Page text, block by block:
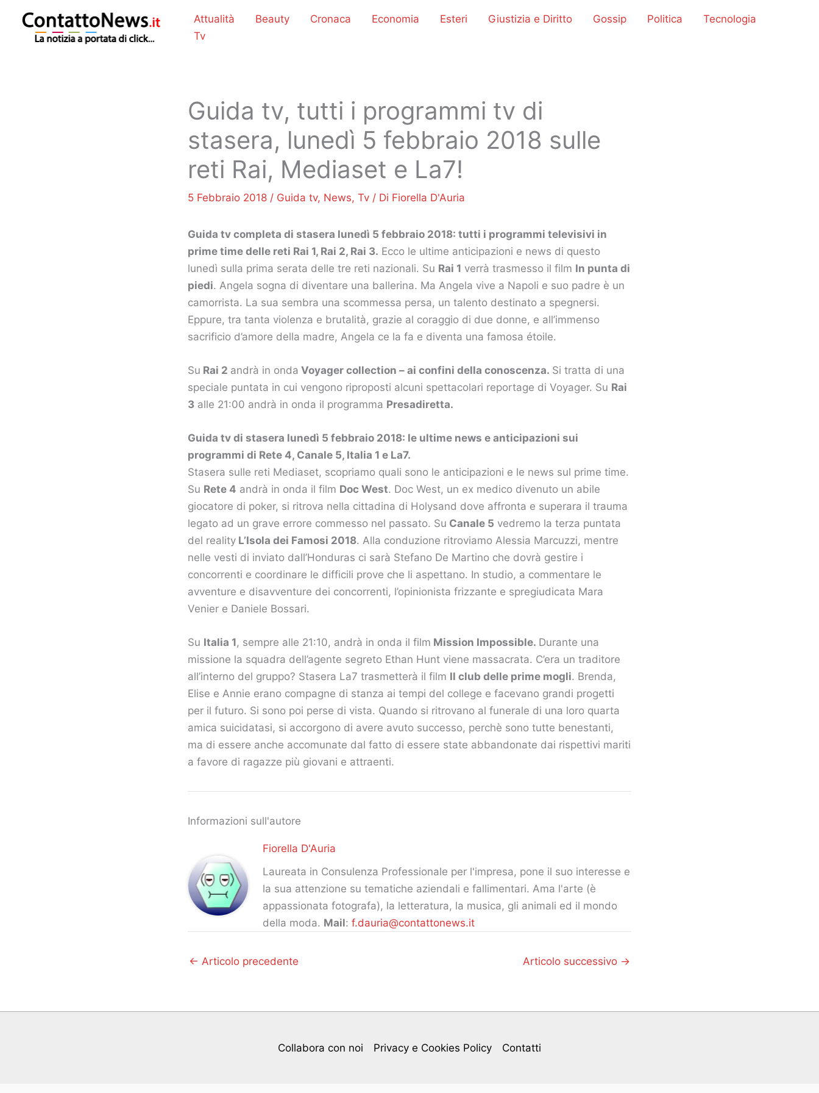
contenuto
Attualità Beauty Cronaca Economia Esteri Giustizia e Diritto Gossip Politica
Tecnologia
Tv
Guida tv, tutti i programmi tv di
stasera, lunedì 5 febbraio 2018 sulle
reti Rai, Mediaset e La7!
5 Febbraio 2018 / Guida tv, News, Tv / Di Fiorella D'Auria
Guida tv completa di stasera lunedì 5 febbraio 2018: tutti i programmi televisivi in
prime time delle reti Rai 1, Rai 2, Rai 3. Ecco le ultime anticipazioni e news di questo
lunedì sulla prima serata delle tre reti nazionali. Su Rai 1 verrà trasmesso il film In punta di
piedi. Angela sogna di diventare una ballerina. Ma Angela vive a Napoli e suo padre è un
camorrista. La sua sembra una scommessa persa, un talento destinato a spegnersi.
Eppure, tra tanta violenza e brutalità, grazie al coraggio di due donne, e all’immenso
sacrificio d’amore della madre, Angela ce la fa e diventa una famosa étoile.
Su Rai 2 andrà in onda Voyager collection – ai confini della conoscenza. Si tratta di una
speciale puntata in cui vengono riproposti alcuni spettacolari reportage di Voyager. Su Rai
3 alle 21:00 andrà in onda il programma Presadiretta.
Guida tv di stasera lunedì 5 febbraio 2018: le ultime news e anticipazioni sui
programmi di Rete 4, Canale 5, Italia 1 e La7.
Stasera sulle reti Mediaset, scopriamo quali sono le anticipazioni e le news sul prime time.
Su Rete 4 andrà in onda il film Doc West. Doc West, un ex medico divenuto un abile
giocatore di poker, si ritrova nella cittadina di Holysand dove affronta e superara il trauma
legato ad un grave errore commesso nel passato. Su Canale 5 vedremo la terza puntata
del reality L’Isola dei Famosi 2018. Alla conduzione ritroviamo Alessia Marcuzzi, mentre
nelle vesti di inviato dall’Honduras ci sarà Stefano De Martino che dovrà gestire i
concorrenti e coordinare le difficili prove che li aspettano. In studio, a commentare le
avventure e disavventure dei concorrenti, l’opinionista frizzante e spregiudicata Mara
Venier e Daniele Bossari.
Su Italia 1, sempre alle 21:10, andrà in onda il film Mission Impossible. Durante una
missione la squadra dell’agente segreto Ethan Hunt viene massacrata. C’era un traditore
all’interno del gruppo? Stasera La7 trasmetterà il film Il club delle prime mogli. Brenda,
Elise e Annie erano compagne di stanza ai tempi del college e facevano grandi progetti
per il futuro. Si sono poi perse di vista. Quando si ritrovano al funerale di una loro quarta
amica suicidatasi, si accorgono di avere avuto successo, perchè sono tutte benestanti,
ma di essere anche accomunate dal fatto di essere state abbandonate dai rispettivi mariti
a favore di ragazze più giovani e attraenti.
Informazioni sull'autore
Fiorella D'Auria
Laureata in Consulenza Professionale per l'impresa, pone il suo interesse e
la sua attenzione su tematiche aziendali e fallimentari. Ama l'arte (è
appassionata fotografa), la letteratura, la musica, gli animali ed il mondo
della moda. Mail: f.dauria@contattonews.it
← Articolo precedente Articolo successivo →
Collabora con noi Privacy e Cookies Policy Contatti